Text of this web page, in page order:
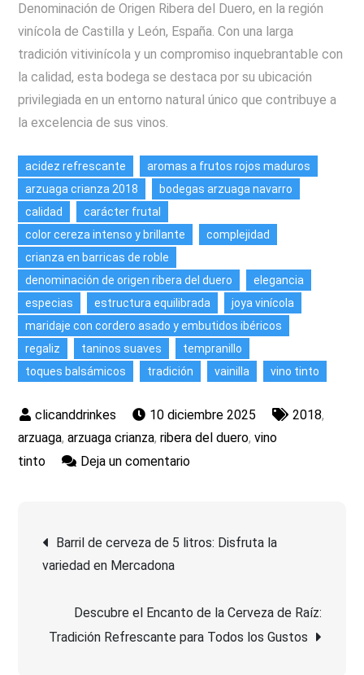
Denominación de Origen Ribera del Duero, en la región
vinícola de Castilla y León, España. Con una larga
tradición vitivinícola y un compromiso inquebrantable con
la calidad, esta bodega se destaca por su ubicación
privilegiada en un entorno natural único que contribuye a
la excelencia de sus vinos.
acidez refrescante
aromas a frutos rojos maduros
arzuaga crianza 2018
bodegas arzuaga navarro
calidad
carácter frutal
color cereza intenso y brillante
complejidad
crianza en barricas de roble
denominación de origen ribera del duero
elegancia
especias
estructura equilibrada
joya vinícola
maridaje con cordero asado y embutidos ibéricos
regaliz
taninos suaves
tempranillo
toques balsámicos
tradición vainilla vino tinto
10 diciembre 2025 2018,
arzuaga,arzuaga crianza,ribera del duero,vino
tinto
Deja un comentarioen
de
2018:
Un
Navegación
de
entradas
Barril de cerveza de 5 litros: Disfruta la
variedad en Mercadona
Descubre el Encanto de la Cerveza de Raíz:
Tradición Refrescante para Todos los Gustos